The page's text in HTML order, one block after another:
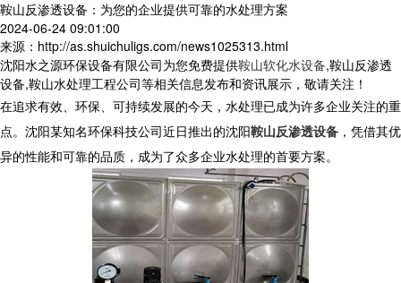
鞍山反渗透设备：为您的企业提供可靠的水处理方案
2024-06-24 09:01:00
来源：http://as.shuichuligs.com/news1025313.html
沈阳水之源环保设备有限公司为您免费提供鞍山软化水设备,鞍山反渗透
设备,鞍山水处理工程公司等相关信息发布和资讯展示，敬请关注！
在追求有效、环保、可持续发展的今天，水处理已成为许多企业关注的重
点。沈阳某知名环保科技公司近日推出的沈阳鞍山反渗透设备 ，凭借其优
异的性能和可靠的品质，成为了众多企业水处理的首要方案。